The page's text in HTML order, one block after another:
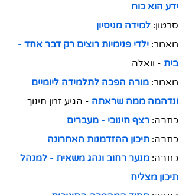
ידע הוא כוח
סרטון: למידה מניסיון
מאמר: ילדי פנימיות רוצים רק דבר אחד -
בית - וואלה
מאמר: מורה הפכה לתלמידה ליומיים
ונדהמה ממה שראתה - הגיע זמן חינוך
כתבה: רצף חינוכי - מעברים
כתבה: תיכון ההזדמנות האחרונה
כתבה: מנער רחוב ונהג משאית - למנהל
תיכון מצליח